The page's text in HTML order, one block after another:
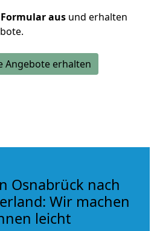
aus und erhalten
Angebote erhalten
Osnabrück nach
Wir machen
leicht